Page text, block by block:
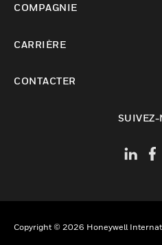
COMPAGNIE
CARRIÈRE
CONTACTER
SUIVEZ-
Copyright © 2026 Honeywell